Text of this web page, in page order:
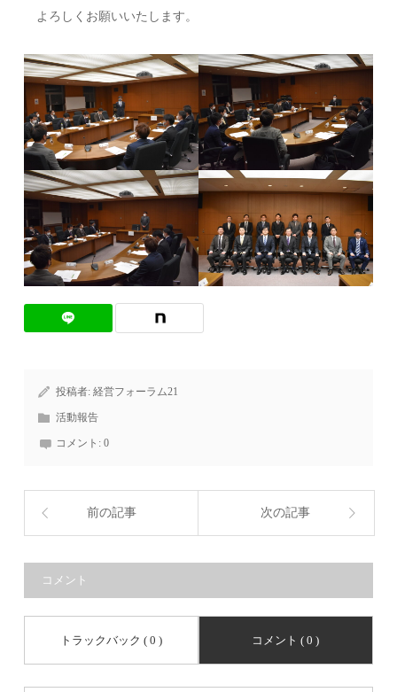
よろしくお願いいたします。
投稿者:経営フォーラム21
活動報告
コメント:0
前の記事 次の記事
コメント
トラックバック ( 0 ) コメント ( 0 )